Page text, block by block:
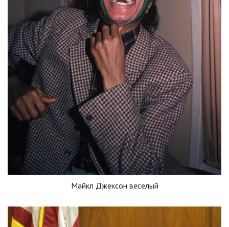
Майкл Джексон веселый